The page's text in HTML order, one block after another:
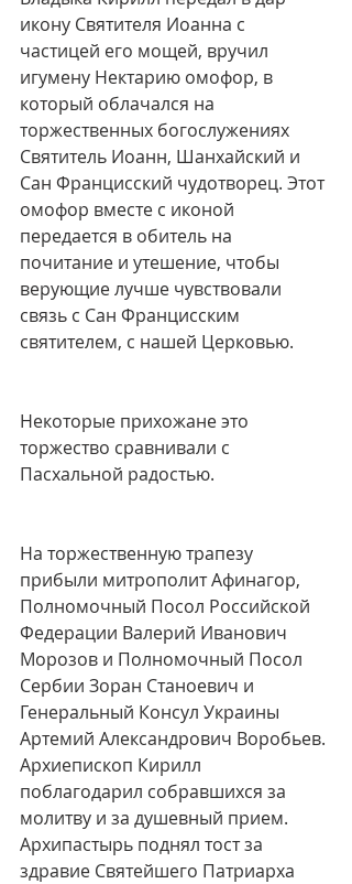
икону Святителя Иоанна с
частицей его мощей, вручил
игумену Нектарию омофор, в
который облачался на
торжественных богослужениях
Святитель Иоанн, Шанхайский и
Сан Францисский чудотворец. Этот
омофор вместе с иконой
передается в обитель на
почитание и утешение, чтобы
верующие лучше чувствовали
связь с Сан Францисским
святителем, с нашей Церковью.
Некоторые прихожане это
торжество сравнивали с
Пасхальной радостью.
На торжественную трапезу
прибыли митрополит Афинагор,
Полномочный Посол Российской
Федерации Валерий Иванович
Морозов и Полномочный Посол
Сербии Зоран Станоевич и
Генеральный Консул Украины
Артемий Александрович Воробьев.
Архиепископ Кирилл
поблагодарил собравшихся за
молитву и за душевный прием.
Архипастырь поднял тост за
здравие Святейшего Патриарха